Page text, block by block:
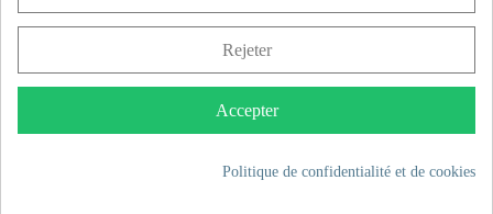
Rejeter
Accepter
Politique de confidentialité et de cookies